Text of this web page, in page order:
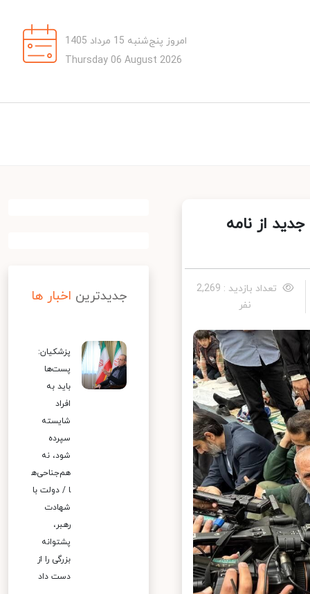
امروز پنج‌شنبه 15 مرداد 1405
Thursday 06 August 2026
از نامه
تعداد بازدید : 2,269
نفر
جدیدترین اخبار ها
پزشکیان:
پست‌ها
باید به
افراد
شایسته
سپرده
شود، نه
هم‌جناحی‌ه
ا / دولت با
شهادت
رهبر،
پشتوانه
بزرگی را از
دست داد